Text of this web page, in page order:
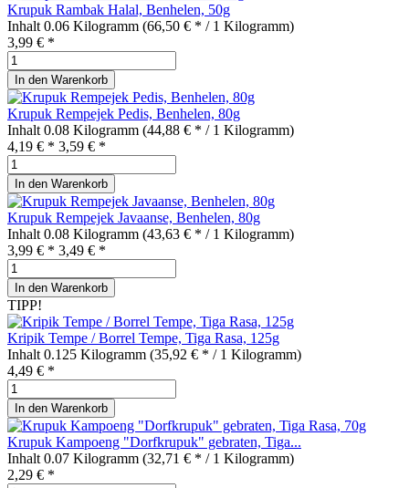
Krupuk Rambak Halal, Benhelen, 50g
Inhalt 0.06 Kilogramm (66,50 € * / 1 Kilogramm)
3,99 € *
In den Warenkorb
Krupuk Rempejek Pedis, Benhelen, 80g
Inhalt 0.08 Kilogramm (44,88 € * / 1 Kilogramm)
4,19 € * 3,59 € *
In den Warenkorb
Krupuk Rempejek Javaanse, Benhelen, 80g
Inhalt 0.08 Kilogramm (43,63 € * / 1 Kilogramm)
3,99 € * 3,49 € *
In den Warenkorb
TIPP!
Kripik Tempe / Borrel Tempe, Tiga Rasa, 125g
Inhalt 0.125 Kilogramm (35,92 € * / 1 Kilogramm)
4,49 € *
In den Warenkorb
Krupuk Kampoeng "Dorfkrupuk" gebraten, Tiga...
Inhalt 0.07 Kilogramm (32,71 € * / 1 Kilogramm)
2,29 € *